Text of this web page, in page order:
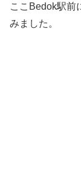
ここBedok駅前
みました。